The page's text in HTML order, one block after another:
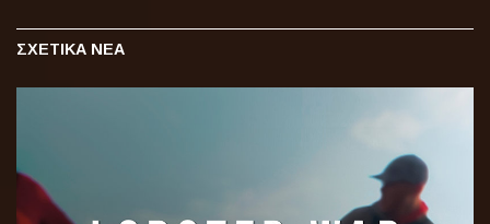
ΣΧΕΤΙΚΑ ΝΕΑ